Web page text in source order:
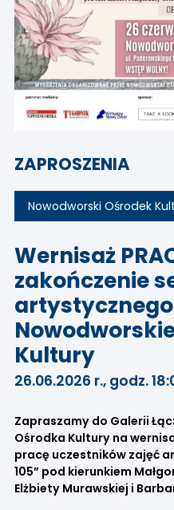
ZAPROSZENIA
Nowodworski Ośrodek
Wernisaż
zakończenie
Kultury
26.06.2026 r., godz.
Zapraszamy do Galerii
Ośrodka Kultury na
pracę uczestników zajęć
105” pod kierunkiem
Elżbiety Murawskiej i